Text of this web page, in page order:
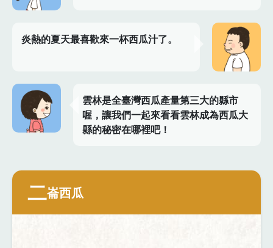
炎熱的夏天最喜歡來一杯西瓜汁了。
雲林是全臺灣西瓜產量第三大的縣市
喔，讓我們一起來看看雲林成為西瓜大
縣的秘密在哪裡吧！
二崙西瓜